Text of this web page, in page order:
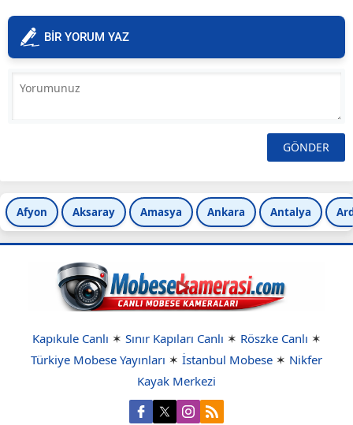
BİR YORUM YAZ
Afyon Aksaray Amasya Ankara Antalya
Kapıkule Canlı ✶ Sınır Kapıları Canlı ✶ Röszke Canlı ✶
Türkiye Mobese Yayınları ✶ İstanbul Mobese ✶ Nikfer
Kayak Merkezi